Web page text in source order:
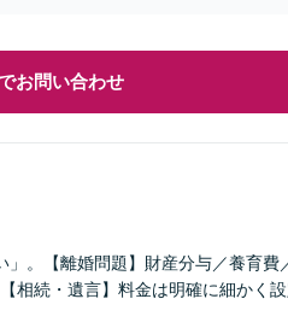
お問い合わせ
。【離婚問題】財産分与／養育費
相続・遺言】料金は明確に細かく